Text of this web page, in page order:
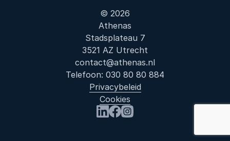
© 2026
Athenas
Stadsplateau 7
3521 AZ Utrecht
contact@athenas.nl
Telefoon: 030 80 80 884
Privacybeleid
Cookies